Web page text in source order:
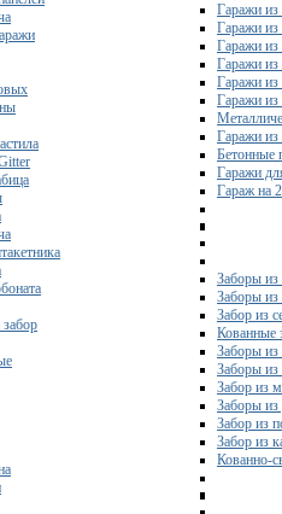
Гаражи из
Гаражи из
Гаражи из
Гаражи из
Гаражи
Гаражи из
Гаражи
Бетонные
Гаражи
Гараж на
Заборы из
Заборы из
Забор из
Кованные
Заборы из
Заборы из
Забор из
Заборы из
Забор из
Забор из
Кованно-